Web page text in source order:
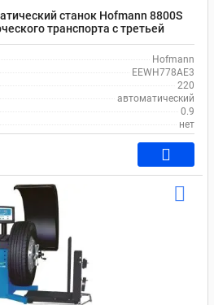
станок Hofmann 8800S
транспорта с третьей
Hofmann
EEWH778AE3
220
автоматический
0.9
нет